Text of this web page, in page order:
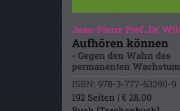
Jean-Pierre Prof. Dr.
Aufhören können
- Gegen den Wahn des
permanenten
ISBN: 978-3-777-63390-9
192 Seiten | € 28.00